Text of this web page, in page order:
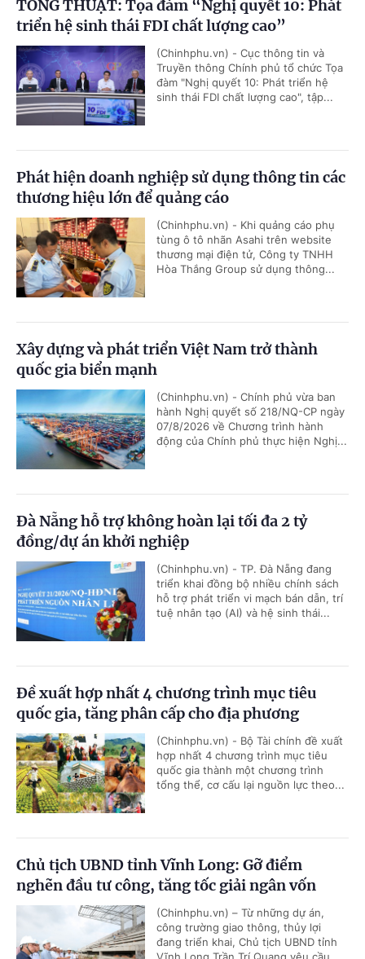
TỔNG THUẬT: Tọa đàm “Nghị quyết 10: Phát
triển hệ sinh thái FDI chất lượng cao”
(Chinhphu.vn) - Cục thông tin và
Truyền thông Chính phủ tổ chức Tọa
đàm "Nghị quyết 10: Phát triển hệ
sinh thái FDI chất lượng cao", tập...
Phát hiện doanh nghiệp sử dụng thông tin các
thương hiệu lớn để quảng cáo
(Chinhphu.vn) - Khi quảng cáo phụ
tùng ô tô nhãn Asahi trên website
thương mại điện tử, Công ty TNHH
Hòa Thắng Group sử dụng thông...
Xây dựng và phát triển Việt Nam trở thành
quốc gia biển mạnh
(Chinhphu.vn) - Chính phủ vừa ban
hành Nghị quyết số 218/NQ-CP ngày
07/8/2026 về Chương trình hành
động của Chính phủ thực hiện Nghị...
Đà Nẵng hỗ trợ không hoàn lại tối đa 2 tỷ
đồng/dự án khởi nghiệp
(Chinhphu.vn) - TP. Đà Nẵng đang
triển khai đồng bộ nhiều chính sách
hỗ trợ phát triển vi mạch bán dẫn, trí
tuệ nhân tạo (AI) và hệ sinh thái...
Đề xuất hợp nhất 4 chương trình mục tiêu
quốc gia, tăng phân cấp cho địa phương
(Chinhphu.vn) - Bộ Tài chính đề xuất
hợp nhất 4 chương trình mục tiêu
quốc gia thành một chương trình
tổng thể, cơ cấu lại nguồn lực theo...
Chủ tịch UBND tỉnh Vĩnh Long: Gỡ điểm
nghẽn đầu tư công, tăng tốc giải ngân vốn
(Chinhphu.vn) – Từ những dự án,
công trường giao thông, thủy lợi
đang triển khai, Chủ tịch UBND tỉnh
Vĩnh Long Trần Trí Quang yêu cầu...